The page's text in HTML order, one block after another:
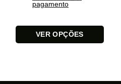
pagamento
VER OPÇÕES
várias